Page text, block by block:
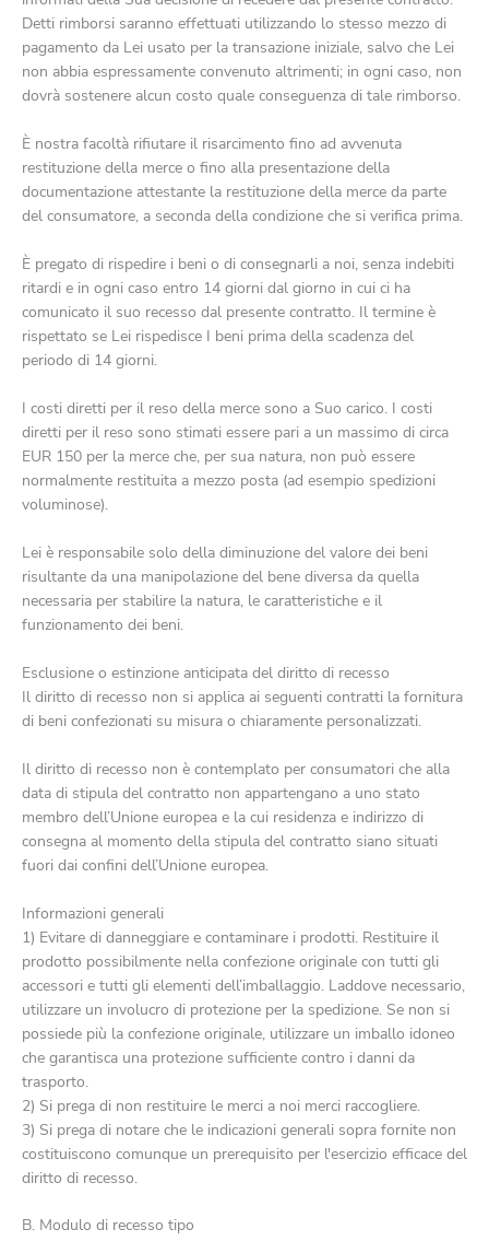
Detti rimborsi saranno effettuati utilizzando lo stesso mezzo di
pagamento da Lei usato per la transazione iniziale, salvo che Lei
non abbia espressamente convenuto altrimenti; in ogni caso, non
dovrà sostenere alcun costo quale conseguenza di tale rimborso.
È nostra facoltà rifiutare il risarcimento fino ad avvenuta
restituzione della merce o fino alla presentazione della
documentazione attestante la restituzione della merce da parte
del consumatore, a seconda della condizione che si verifica prima.
È pregato di rispedire i beni o di consegnarli a noi, senza indebiti
ritardi e in ogni caso entro 14 giorni dal giorno in cui ci ha
comunicato il suo recesso dal presente contratto. Il termine è
rispettato se Lei rispedisce I beni prima della scadenza del
periodo di 14 giorni.
I costi diretti per il reso della merce sono a Suo carico. I costi
diretti per il reso sono stimati essere pari a un massimo di circa
EUR 150 per la merce che, per sua natura, non può essere
normalmente restituita a mezzo posta (ad esempio spedizioni
voluminose).
Lei è responsabile solo della diminuzione del valore dei beni
risultante da una manipolazione del bene diversa da quella
necessaria per stabilire la natura, le caratteristiche e il
funzionamento dei beni.
Esclusione o estinzione anticipata del diritto di recesso
Il diritto di recesso non si applica ai seguenti contratti la fornitura
di beni confezionati su misura o chiaramente personalizzati.
Il diritto di recesso non è contemplato per consumatori che alla
data di stipula del contratto non appartengano a uno stato
membro dell’Unione europea e la cui residenza e indirizzo di
consegna al momento della stipula del contratto siano situati
fuori dai confini dell’Unione europea.
Informazioni generali
1) Evitare di danneggiare e contaminare i prodotti. Restituire il
prodotto possibilmente nella confezione originale con tutti gli
accessori e tutti gli elementi dell’imballaggio. Laddove necessario,
utilizzare un involucro di protezione per la spedizione. Se non si
possiede più la confezione originale, utilizzare un imballo idoneo
che garantisca una protezione sufficiente contro i danni da
trasporto.
2) Si prega di non restituire le merci a noi merci raccogliere.
3) Si prega di notare che le indicazioni generali sopra fornite non
costituiscono comunque un prerequisito per l'esercizio efficace del
diritto di recesso.
B. Modulo di recesso tipo